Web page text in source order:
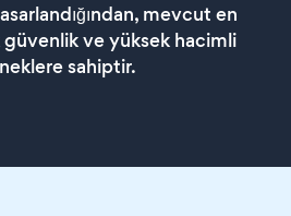
mevcut en
ve yüksek hacimli
sahiptir.